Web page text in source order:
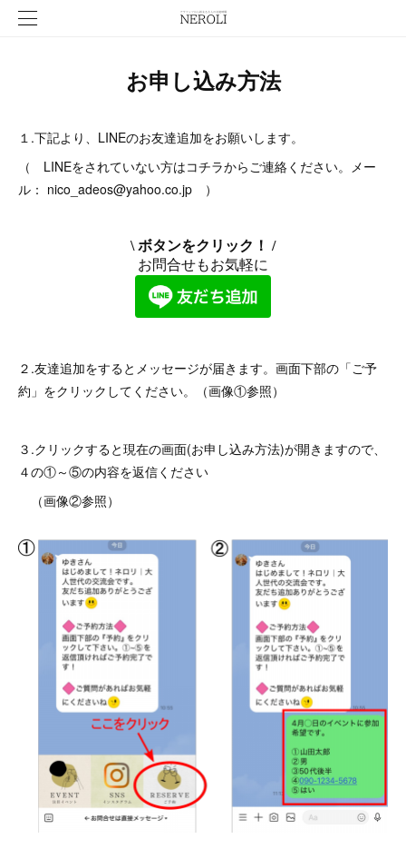
お申し込み方法
１.下記より、LINEのお友達追加をお願いします。
（ LINEをされていない方はコチラからご連絡ください。メー
ル： nico_adeos@yahoo.co.jp ）
２.友達追加をするとメッセージが届きます。画面下部の「ご予
約」をクリックしてください。（画像①参照）
３.クリックすると現在の画面(お申し込み方法)が開きますので、
４の①～⑤の内容を返信ください
（画像②参照）